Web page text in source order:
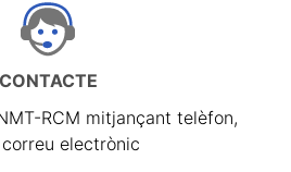
CONTACTE
RCM mitjançant telèfon,
electrònic